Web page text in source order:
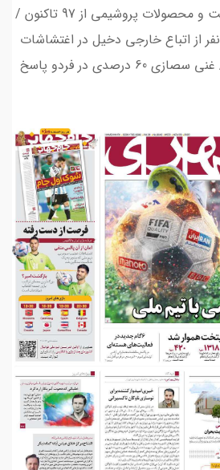
بالاترین رکورد صادرات نفت و محصولات پروشیمی از 97 تاکنون /
سخنگوی قوه قضائیه: 40 نفر از اتباع خارجی دخیل در اغتشاشات
اخیر بازداشت شده اند. / غنی سصازی 60 درصدی در فردو پاسخ